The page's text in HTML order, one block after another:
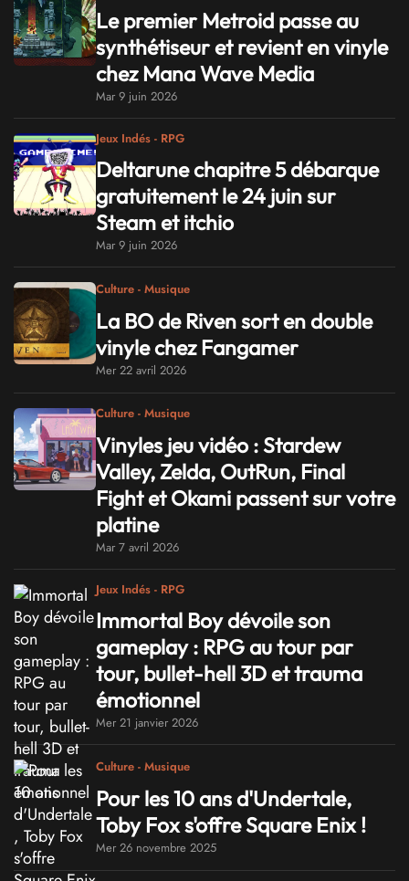
Le premier Metroid passe au
synthétiseur et revient en vinyle
chez Mana Wave Media
Mar 9 juin 2026
Jeux Indés - RPG
Deltarune chapitre 5 débarque
gratuitement le 24 juin sur
Steam et itchio
Mar 9 juin 2026
Culture - Musique
La BO de Riven sort en double
vinyle chez Fangamer
Mer 22 avril 2026
Culture - Musique
Vinyles jeu vidéo : Stardew
Valley, Zelda, OutRun, Final
Fight et Okami passent sur votre
platine
Mar 7 avril 2026
Jeux Indés - RPG
Immortal Boy dévoile son
gameplay : RPG au tour par
tour, bullet-hell 3D et trauma
émotionnel
Mer 21 janvier 2026
Culture - Musique
Pour les 10 ans d'Undertale,
Toby Fox s'offre Square Enix !
Mer 26 novembre 2025